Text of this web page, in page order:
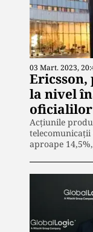
03 Mart. 2023,
la nivel
oficialilor
Acţiunile
aproape